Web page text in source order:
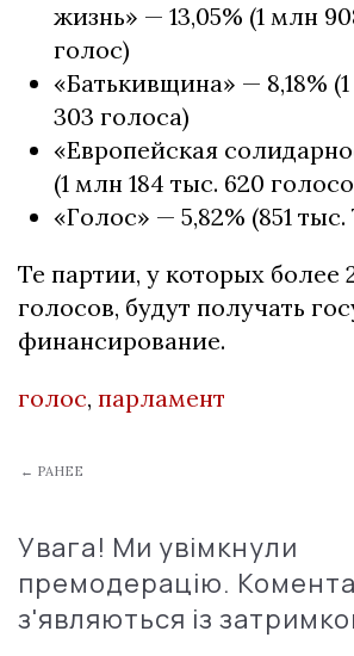
жизнь» — 13,05% (1 млн
голос)
«Батькивщина» — 8,18%
303 голоса)
«Европейская
(1 млн 184 тыс. 620
«Голос» — 5,82% (851 тыс.
Те партии, у которых более
голосов, будут получать
финансирование.
голос, парламент
← РАНЕЕ
Увага! Ми увімкнули
премодерацію.
з'являються із